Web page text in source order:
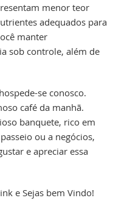
menor teor
adequados para
manter
sob controle, além de
se conosco.
café da manhã.
banquete, rico em
ou a negócios,
e apreciar essa
e Sejas bem Vindo!